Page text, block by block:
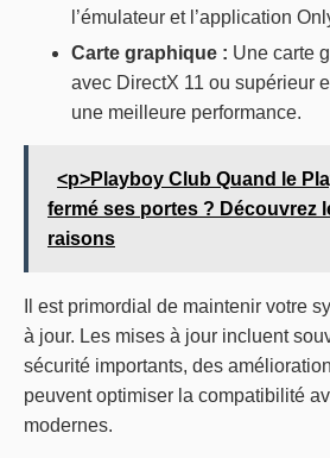
l’émulateur et l’application
Carte graphique : Une carte
avec DirectX 11 ou supérieur
une meilleure performance.
<p>Playboy Club Quand le
fermé ses portes ? Découvrez
raisons
Il est primordial de maintenir votre
à jour. Les mises à jour incluent
sécurité importants, des
peuvent optimiser la compatibilité
modernes.